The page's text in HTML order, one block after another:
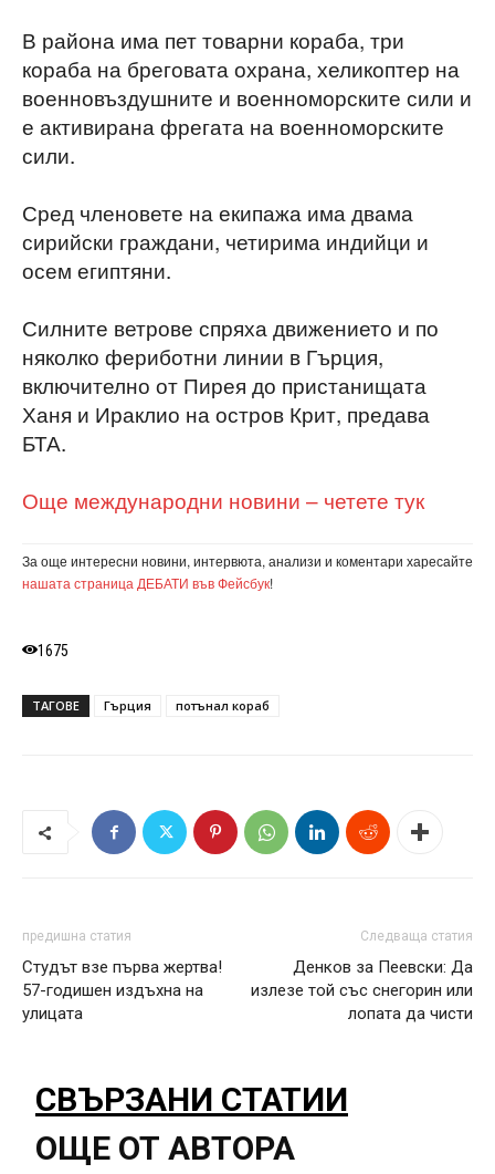
В района има пет товарни кораба, три
кораба на бреговата охрана, хеликоптер на
военновъздушните и военноморските сили и
е активирана фрегата на военноморските
сили.
Сред членовете на екипажа има двама
сирийски граждани, четирима индийци и
осем египтяни.
Силните ветрове спряха движението и по
няколко фериботни линии в Гърция,
включително от Пирея до пристанищата
Ханя и Ираклио на остров Крит, предава
БТА.
Още международни новини – четете тук
За още интересни новини, интервюта, анализи и коментари харесайте
нашата страница ДЕБАТИ във Фейсбук!
1675
ТАГОВЕ Гърция потънал кораб
предишна статия
Студът взе първа жертва!
57-годишен издъхна на
улицата
Следваща статия
Денков за Пеевски: Да
излезе той със снегорин или
лопата да чисти
СВЪРЗАНИ СТАТИИ
ОЩЕ ОТ АВТОРА